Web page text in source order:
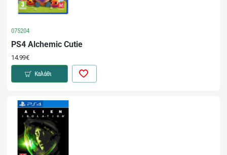
075204
PS4 Alchemic Cutie
14.99€
Καλάθι